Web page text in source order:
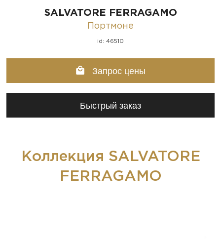
SALVATORE FERRAGAMO
Портмоне
id: 46510
Запрос цены
Быстрый заказ
Коллекция SALVATORE
FERRAGAMO